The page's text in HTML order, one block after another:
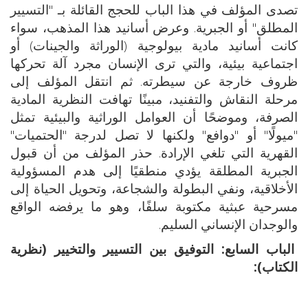
تصدى المؤلف في هذا الباب للحجج القائلة بـ "التسيير
المطلق" أو الجبرية. وعرض أسانيد هذا المذهب، سواء
كانت أسانيد مادية بيولوجية (الوراثة والجينات) أو
اجتماعية بيئية، والتي ترى الإنسان مجرد آلة تحركها
ظروف خارجة عن سيطرته. ثم انتقل المؤلف إلى
مرحلة النقاش والتفنيد، مبينًا تهافت النظرية المادية
الصرفة، وموضحًا أن العوامل الوراثية والبيئية تمثل
"ميولًا" أو "دوافع" ولكنها لا تصل لدرجة "الحتميات"
القهرية التي تلغي الإرادة. حذر المؤلف من أن قبول
الجبرية المطلقة يؤدي منطقيًا إلى هدم المسؤولية
الأخلاقية، ونفي البطولة والشجاعة، وتحويل الحياة إلى
مسرحية عبثية مكتوبة سلفًا، وهو ما يرفضه الواقع
والوجدان الإنساني السليم.
الباب السابع: التوفيق بين التسيير والتخيير (نظرية
الكتاب):